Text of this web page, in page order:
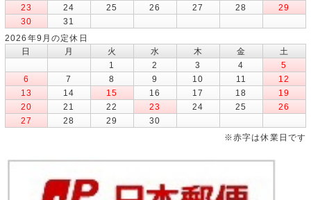
23
24 25 26 27 28
29
30
31
2026年9月の定休日
日
月 火 水 木 金
土
1
2 3 4
5
6
7 8 9 10 11
12
13
14 15 16 17 18
19
20
21 22 23 24 25
26
27
28 29
30
※赤字は休業日です